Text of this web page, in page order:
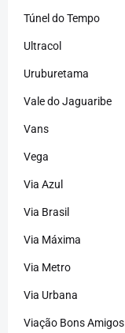
Túnel do Tempo
Ultracol
Uruburetama
Vale do Jaguaribe
Vans
Vega
Via Azul
Via Brasil
Via Máxima
Via Metro
Via Urbana
Viação Bons Amigos